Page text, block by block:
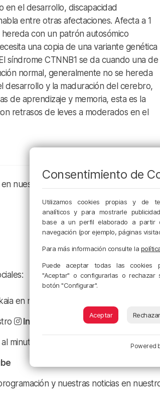
en el desarrollo, discapacidad
entre otras afectaciones. Afecta a 1
con un patrón autosómico
una copia de una variante genética
síndrome CTNNB1 se da cuando una de
normal, generalmente no se hereda
desarrollo y la maduración del cerebro,
de aprendizaje y memoria, esta es la
retrasos de leves a moderados en el
nuestros canales de podcast:
en nuestro
Instagram
minuto en
y nuestras noticias en
Consentimiento de
Utilizamos cookies propias y de
analíticos y para mostrarle
base a un perfil elaborado a partir
navegación (por ejemplo, páginas
Para más información consulte la
Puede aceptar todas las cookies
"Aceptar" o configurarlas o rechazar
botón "Configurar".
Aceptar Rechazar
Powered